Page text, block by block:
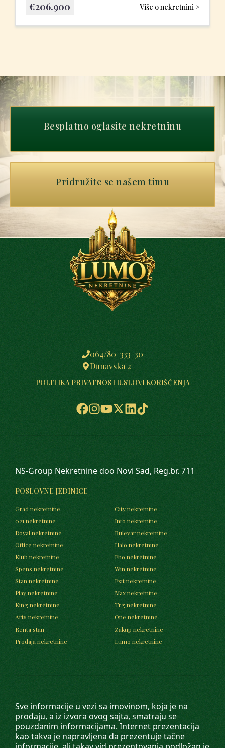
Više o nekretnini >
€206.900
Besplatno oglasite nekretninu
Pridružite se našem timu
064/80-333-30
Dunavska 2
POLITIKA PRIVATNOSTIUSLOVI KORIŠĆENJA
Sve informacije u vezi sa imovinom, koja je na
prodaju, a iz izvora ovog sajta, smatraju se
pouzdanim informacijama. Internet prezentacija
kao takva je napravljena da prezentuje tačne
NS-Group Nekretnine doo Novi Sad, Reg.br. 711
POSLOVNE JEDINICE
Grad nekretnine
City nekretnine
021 nekretnine
Info nekretnine
Royal nekretnine
Bulevar nekretnine
Office nekretnine
Halo nekretnine
Klub nekretnine
Eho nekretnine
Spens nekretnine
Win nekretnine
Stan nekretnine
Exit nekretnine
Play nekretnine
Max nekretnine
King nekretnine
Trg nekretnine
Arts nekretnine
One nekretnine
Renta stan
Zakup nekretnine
Prodaja nekretnine
Lumo nekretnine